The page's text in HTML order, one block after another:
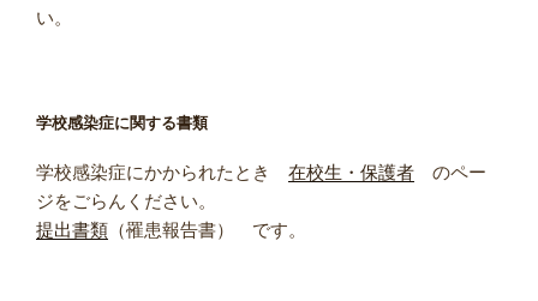
い。
学校感染症に関する書類
学校感染症にかかられたとき 在校生・保護者 のペー
ジをごらんください。
提出書類 （罹患報告書） です。